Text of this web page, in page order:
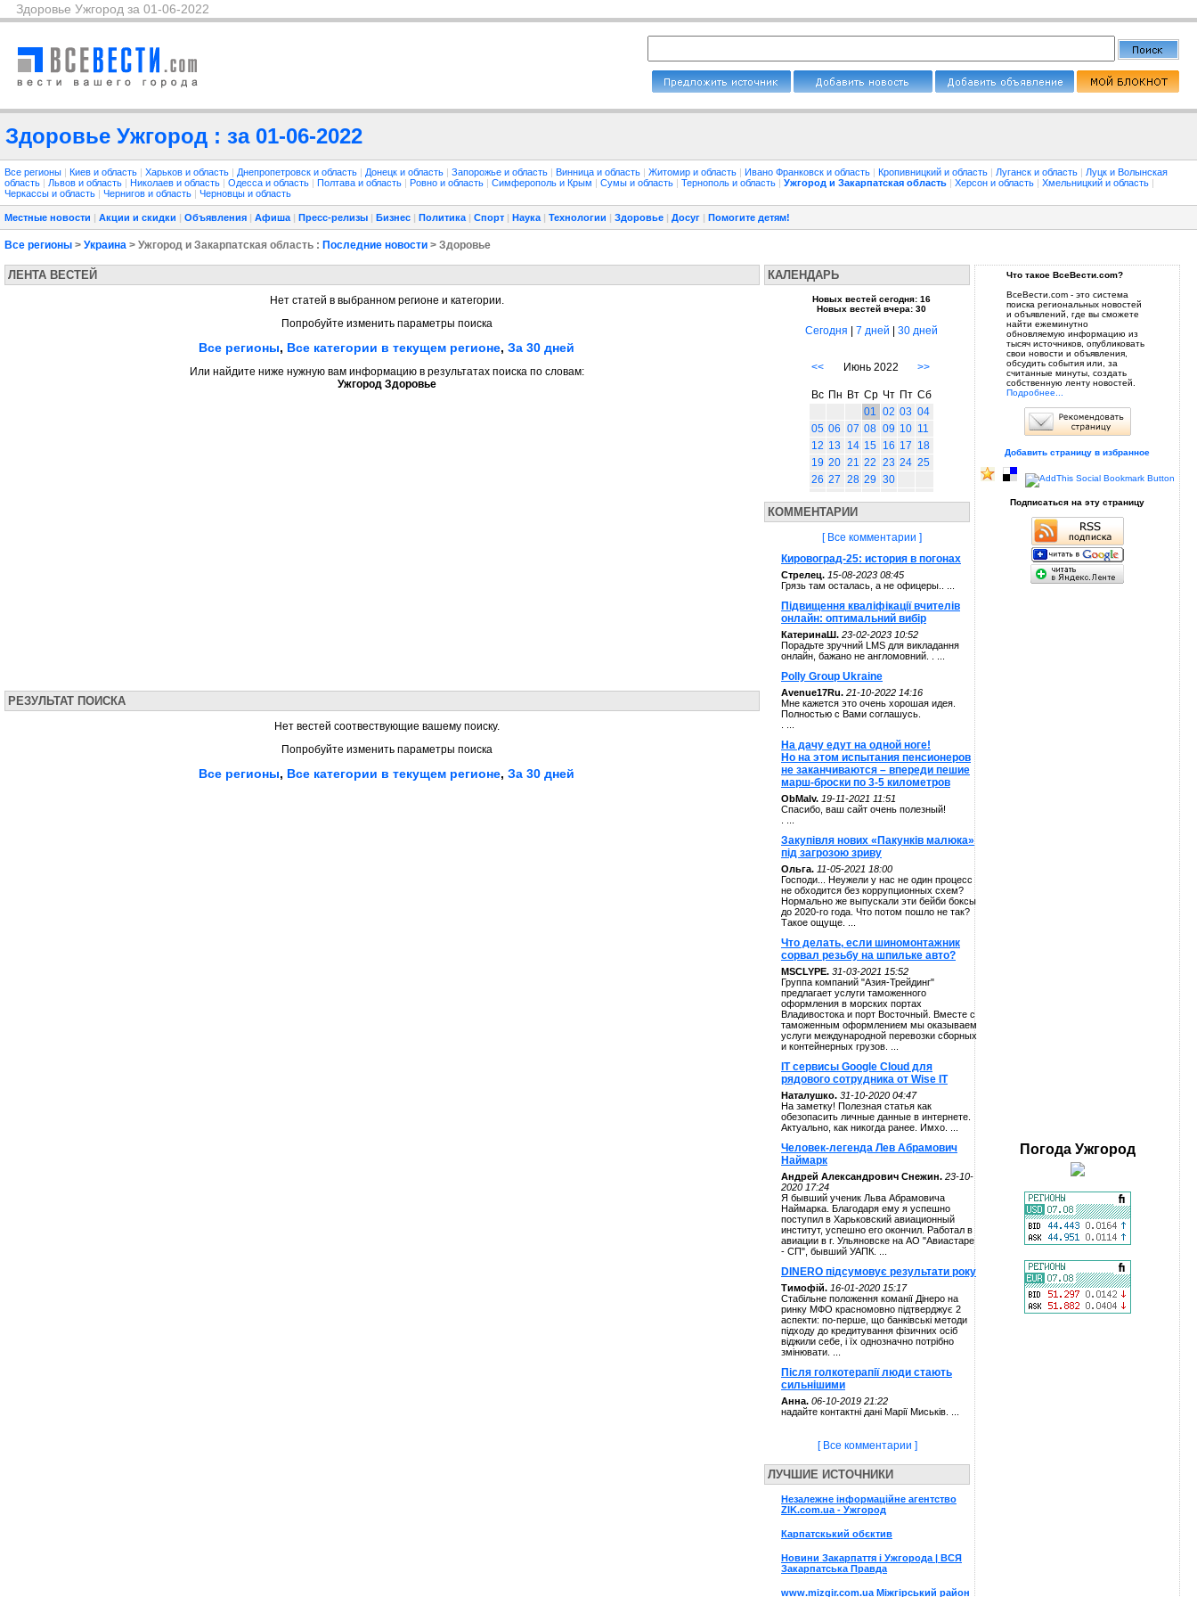
Здоровье Ужгород за 01-06-2022
Здоровье Ужгород : за 01-06-2022
Все регионы | Киев и область | Харьков и область | Днепропетровск и область | Донецк и область | Запорожье и область | Винница и область | Житомир и область | Ивано Франковск и область | Кропивницкий и область | Луганск и область | Луцк и Волынская
область | Львов и область | Николаев и область | Одесса и область | Полтава и область | Ровно и область | Симферополь и Крым | Сумы и область | Тернополь и область | Ужгород и Закарпатская область | Херсон и область | Хмельницкий и область |
Черкассы и область | Чернигов и область | Черновцы и область
Местные новости | Акции и скидки | Объявления | Афиша | Пресс-релизы | Бизнес | Политика | Спорт | Наука | Технологии | Здоровье | Досуг | Помогите детям!
Все регионы > Украина > Ужгород и Закарпатская область : Последние новости > Здоровье
ЛЕНТА ВЕСТЕЙ
Нет статей в выбранном регионе и категории.
Попробуйте изменить параметры поиска
Все регионы, Все категории в текущем регионе, За 30 дней
Или найдите ниже нужную вам информацию в результатах поиска по словам:
Ужгород Здоровье
РЕЗУЛЬТАТ ПОИСКА
Нет вестей соотвествующие вашему поиску.
Попробуйте изменить параметры поиска
Все регионы, Все категории в текущем регионе, За 30 дней
КАЛЕНДАРЬ
Новых вестей сегодня: 16
Новых вестей вчера: 30
Сегодня 7 дней 30 дней
<< Июнь 2022 >>
Вс Пн Вт Ср Чт Пт Сб
01 02 03 04
05 06 07 08 09 10 11
12 13 14 15 16 17 18
19 20 21 22 23 24 25
26 27 28 29 30
КОММЕНТАРИИ
[ Все комментарии ]
Кировоград-25: история в погонах
Стрелец. 15-08-2023 08:45
Грязь там осталась, а не офицеры.. ...
Підвищення кваліфікації вчителів
онлайн: оптимальний вибір
КатеринаШ. 23-02-2023 10:52
Порадьте зручний LMS для викладання
онлайн, бажано не англомовний. . ...
Polly Group Ukraine
Avenue17Ru. 21-10-2022 14:16
Мне кажется это очень хорошая идея.
Полностью с Вами соглашусь.
На дачу едут на одной ноге!
Но на этом испытания пенсионеров
не заканчиваются – впереди пешие
марш-броски по 3-5 километров
ОbMalv. 19-11-2021 11:51
Спасибо, ваш сайт очень полезный!
Закупівля нових «Пакунків малюка»
під загрозою зриву
Ольга. 11-05-2021 18:00
Господи... Неужели у нас не один процесс
не обходится без коррупционных схем?
Нормально же выпускали эти бейби боксы
до 2020-го года. Что потом пошло не так?
Такое ощуще. ...
Что делать, если шиномонтажник
сорвал резьбу на шпильке авто?
MSCLYPE. 31-03-2021 15:52
Группа компаний "Азия-Трейдинг"
предлагает услуги таможенного
оформления в морских портах
Владивостока и порт Восточный. Вместе с
таможенным оформлением мы оказываем
услуги международной перевозки сборных
и контейнерных грузов. ...
IT сервисы Google Cloud для
рядового сотрудника от Wise IT
Наталушко. 31-10-2020 04:47
На заметку! Полезная статья как
обезопасить личные данные в интернете.
Актуально, как никогда ранее. Имхо. ...
Человек-легенда Лев Абрамович
Наймарк
Андрей Александрович Снежин. 23-10-
2020 17:24
Я бывший ученик Льва Абрамовича
Наймарка. Благодаря ему я успешно
поступил в Харьковский авиационный
институт, успешно его окончил. Работал в
авиации в г. Ульяновске на АО "Авиастаре
- СП", бывший УАПК. ...
DINERO підсумовує результати року
Тимофій. 16-01-2020 15:17
Стабільне положення команії Дінеро на
ринку МФО красномовно підтверджує 2
аспекти: по-перше, що банківські методи
підходу до кредитування фізичних осіб
віджили себе, і їх однозначно потрібно
змінювати. ...
Після голкотерапії люди стають
сильнішими
Анна. 06-10-2019 21:22
надайте контактні дані Марії Миськів. ...
[ Все комментарии ]
ЛУЧШИЕ ИСТОЧНИКИ
Незалежне інформаційне агентство
ZIK.com.ua - Ужгород
Карпатскький обєктив
Новини Закарпаття і Ужгорода | ВСЯ
Закарпатська Правда
www.mizgir.com.ua Міжгірський район
Что такое ВсеВести.com?
ВсеВести.com - это система
поиска региональных новостей
и объявлений, где вы сможете
найти ежеминутно
обновляемую информацию из
тысяч источников, опубликовать
свои новости и объявления,
обсудить события или, за
считанные минуты, создать
собственную ленту новостей.
Подробнее...
Добавить страницу в избранное
Подписаться на эту страницу
Погода Ужгород